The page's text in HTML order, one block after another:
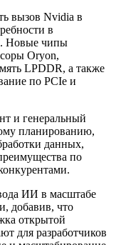
вызов Nvidia в
в
Новые чипы
Oryon,
LPDDR, а также
по PCIe и
и генеральный
планированию,
данных,
по
ИИ в масштабе
добавив, что
открытой
для разработчиков